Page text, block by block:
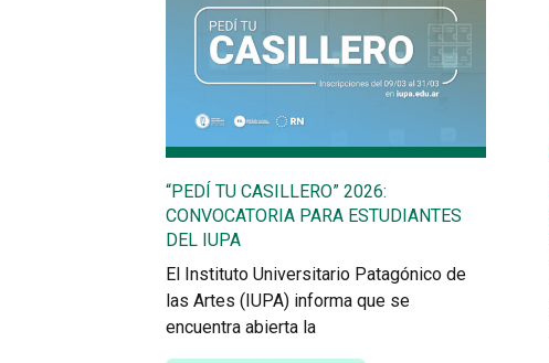
“PEDÍ TU CASILLERO” 2026:
CONVOCATORIA PARA ESTUDIANTES
DEL IUPA
El Instituto Universitario Patagónico de
las Artes (IUPA) informa que se
encuentra abierta la